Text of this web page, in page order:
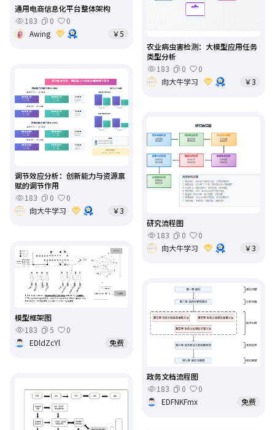
通用电商信息化平台整体架构
183
0
0
Awing
￥5
农业病虫害检测：大模型应用任务
类型分析
183
0
0
向大牛学习
￥3
调节效应分析：创新能力与资源禀
赋的调节作用
183
0
0
向大牛学习
￥3
研究流程图
183
0
0
向大牛学习
￥3
模型框架图
183
5
0
EDldZcYl
免费
政务文档流程图
183
0
0
EDFNKFmx
免费